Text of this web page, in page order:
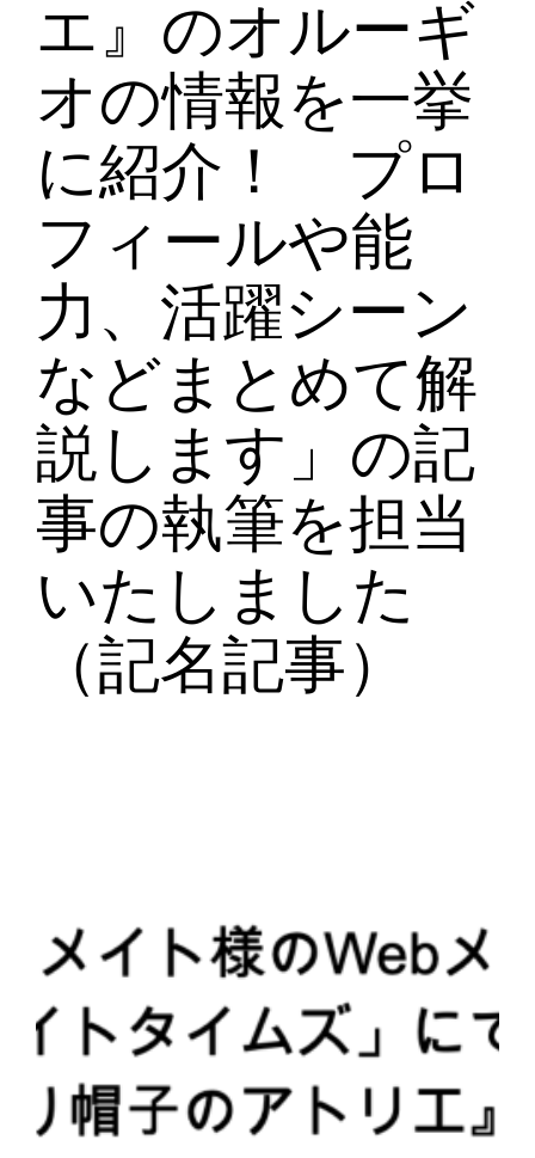
エ』のオルーギ
オの情報を一挙
に紹介！ プロ
フィールや能
力、活躍シーン
などまとめて解
説します」の記
事の執筆を担当
いたしました
（記名記事）